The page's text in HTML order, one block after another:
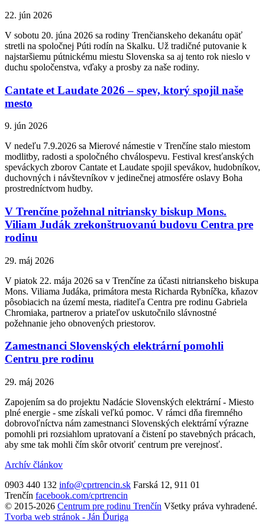
22. jún 2026
V sobotu 20. júna 2026 sa rodiny Trenčianskeho dekanátu opäť
stretli na spoločnej Púti rodín na Skalku. Už tradičné putovanie k
najstaršiemu pútnickému miestu Slovenska sa aj tento rok nieslo v
duchu spoločenstva, vďaky a prosby za naše rodiny.
Cantate et Laudate 2026 – spev, ktorý spojil naše
mesto
9. jún 2026
V nedeľu 7.9.2026 sa Mierové námestie v Trenčíne stalo miestom
modlitby, radosti a spoločného chválospevu. Festival kresťanských
speváckych zborov Cantate et Laudate spojil spevákov, hudobníkov,
duchovných i návštevníkov v jedinečnej atmosfére oslavy Boha
prostredníctvom hudby.
V Trenčíne požehnal nitriansky biskup Mons.
Viliam Judák zrekonštruovanú budovu Centra pre
rodinu
29. máj 2026
V piatok 22. mája 2026 sa v Trenčíne za účasti nitrianskeho biskupa
Mons. Viliama Judáka, primátora mesta Richarda Rybníčka, kňazov
pôsobiacich na území mesta, riaditeľa Centra pre rodinu Gabriela
Chromiaka, partnerov a priateľov uskutočnilo slávnostné
požehnanie jeho obnovených priestorov.
Zamestnanci Slovenských elektrární pomohli
Centru pre rodinu
29. máj 2026
Zapojením sa do projektu Nadácie Slovenských elektrární - Miesto
plné energie - sme získali veľkú pomoc. V rámci dňa firemného
dobrovoľníctva nám zamestnanci Slovenských elektrární výrazne
pomohli pri rozsiahlom upratovaní a čistení po stavebných prácach,
aby sme tak mohli čím skôr otvoriť centrum pre verejnosť.
Archív článkov
0903 440 132 info@cprtrencin.sk Farská 12, 911 01
Trenčín facebook.com/cprtrencin
© 2015-2026 Centrum pre rodinu Trenčín Všetky práva vyhradené.
Tvorba web stránok - Ján Ďuriga